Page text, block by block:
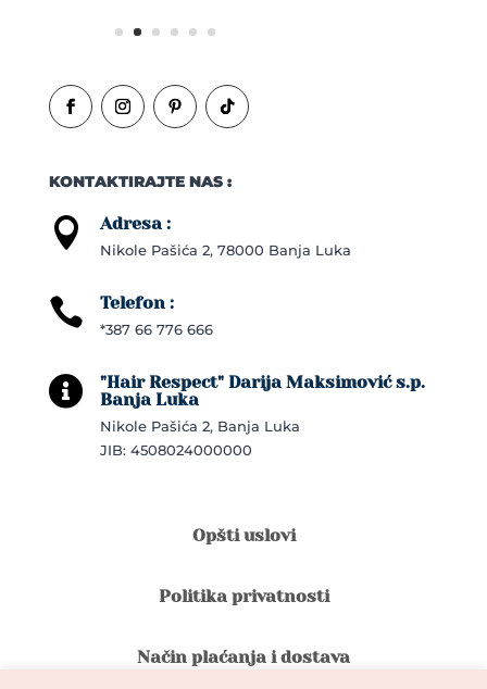
KONTAKTIRAJTE NAS :
 Adresa :
Nikole Pašića 2, 78000 Banja Luka
 Telefon :
*387 66 776 666

"Hair Respect" Darija Maksimović s.p.
Banja Luka
Nikole Pašića 2, Banja Luka
JIB: 4508024000000
Opšti uslovi
Politika privatnosti
Način plaćanja i dostava